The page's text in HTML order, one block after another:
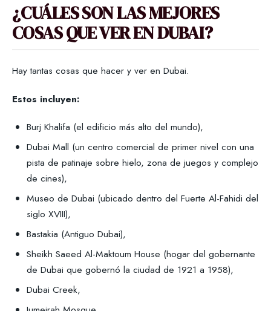
¿CUÁLES SON LAS MEJORES
COSAS QUE VER EN DUBAI?
Hay tantas cosas que hacer y ver en Dubai.
Estos incluyen:
Burj Khalifa (el edificio más alto del mundo),
Dubai Mall (un centro comercial de primer nivel con una
pista de patinaje sobre hielo, zona de juegos y complejo
de cines),
Museo de Dubai (ubicado dentro del Fuerte Al-Fahidi del
siglo XVIII),
Bastakia (Antiguo Dubai),
Sheikh Saeed Al-Maktoum House (hogar del gobernante
de Dubai que gobernó la ciudad de 1921 a 1958),
Dubai Creek,